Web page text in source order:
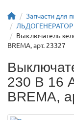
Запчасти для
Выключатель
BREMA, арт. 23327
230 В 16
BREMA,